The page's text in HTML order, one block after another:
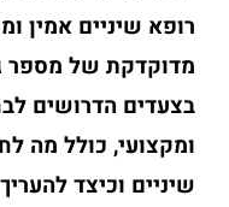
b
o
o
k
a
m
רופא שינייםאמין
מדוקדקת של מספר
בצעדיםהדרושים
ומקצועי, כולל מה
שיניים וכיצד